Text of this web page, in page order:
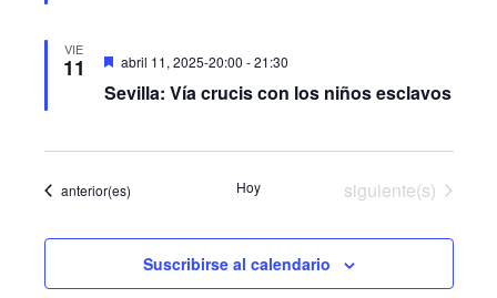
VIE
11
Sevilla: Vía crucis con los niños esclavos
Destacado
abril 11, 2025-20:00 -21:30
Eventos
anterior(es) Hoy Eventos
siguiente(s)
Suscribirse al calendario